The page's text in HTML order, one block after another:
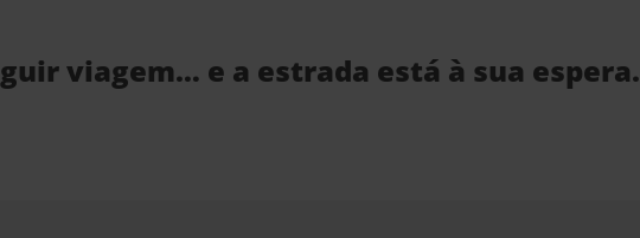
viagem… e a estrada está à sua espera.